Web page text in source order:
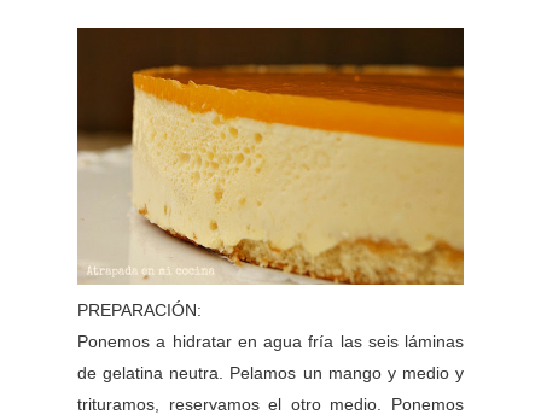
PREPARACIÓN:
Ponemos a hidratar en agua fría las seis láminas
de gelatina neutra. Pelamos un mango y medio y
trituramos, reservamos el otro medio. Ponemos